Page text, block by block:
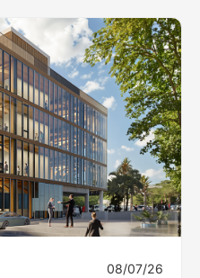
08/07/26